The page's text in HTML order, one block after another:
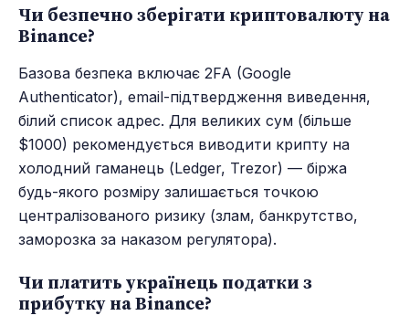
Чи безпечно зберігати криптовалюту на
Binance?
Базова безпека включає 2FA (Google
Authenticator), email-підтвердження виведення,
білий список адрес. Для великих сум (більше
$1000) рекомендується виводити крипту на
холодний гаманець (Ledger, Trezor) — біржа
будь-якого розміру залишається точкою
централізованого ризику (злам, банкрутство,
заморозка за наказом регулятора).
Чи платить українець податки з
прибутку на Binance?